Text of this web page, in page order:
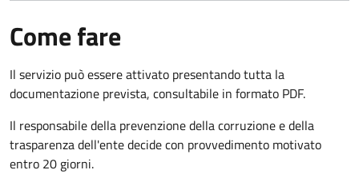
Come fare
Il servizio può essere attivato presentando tutta la
documentazione prevista, consultabile in formato PDF.
Il responsabile della prevenzione della corruzione e della
trasparenza dell'ente decide con provvedimento motivato
entro 20 giorni.